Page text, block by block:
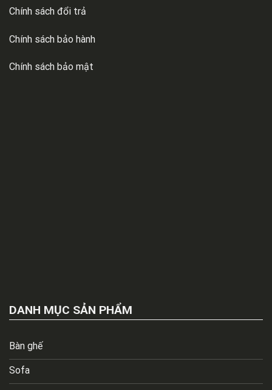
Chính sách đổi trả
Chính sách bảo hành
Chính sách bảo mật
DANH MỤC SẢN PHẨM
Bàn ghế
Sofa